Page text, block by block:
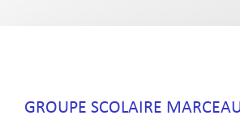
GROUPE SCOLAIRE